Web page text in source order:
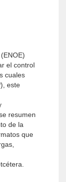
el control
cuales
este
resumen
de la
que